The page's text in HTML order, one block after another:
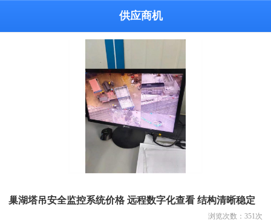
供应商机
巢湖塔吊安全监控系统价格 远程数字化查看 结构清晰稳定
浏览次数： 351 次